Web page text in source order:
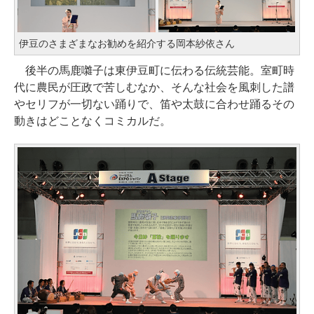
伊豆のさまざまなお勧めを紹介する岡本紗依さん
後半の馬鹿囃子は東伊豆町に伝わる伝統芸能。室町時
代に農民が圧政で苦しむなか、そんな社会を風刺した譜
やセリフが一切ない踊りで、笛や太鼓に合わせ踊るその
動きはどことなくコミカルだ。